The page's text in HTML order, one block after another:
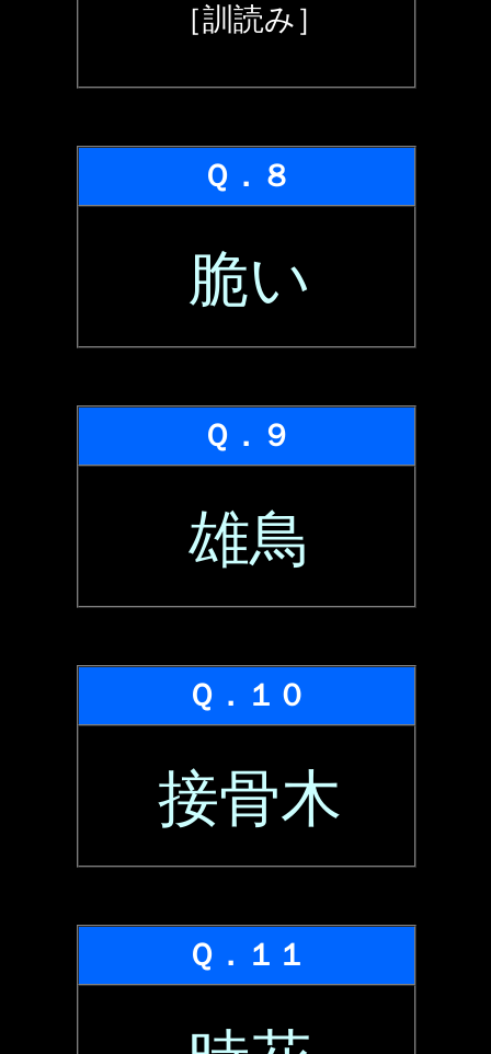
［訓読み］
Ｑ．８
脆い
Ｑ．９
雄鳥
Ｑ．１０
接骨木
Ｑ．１１